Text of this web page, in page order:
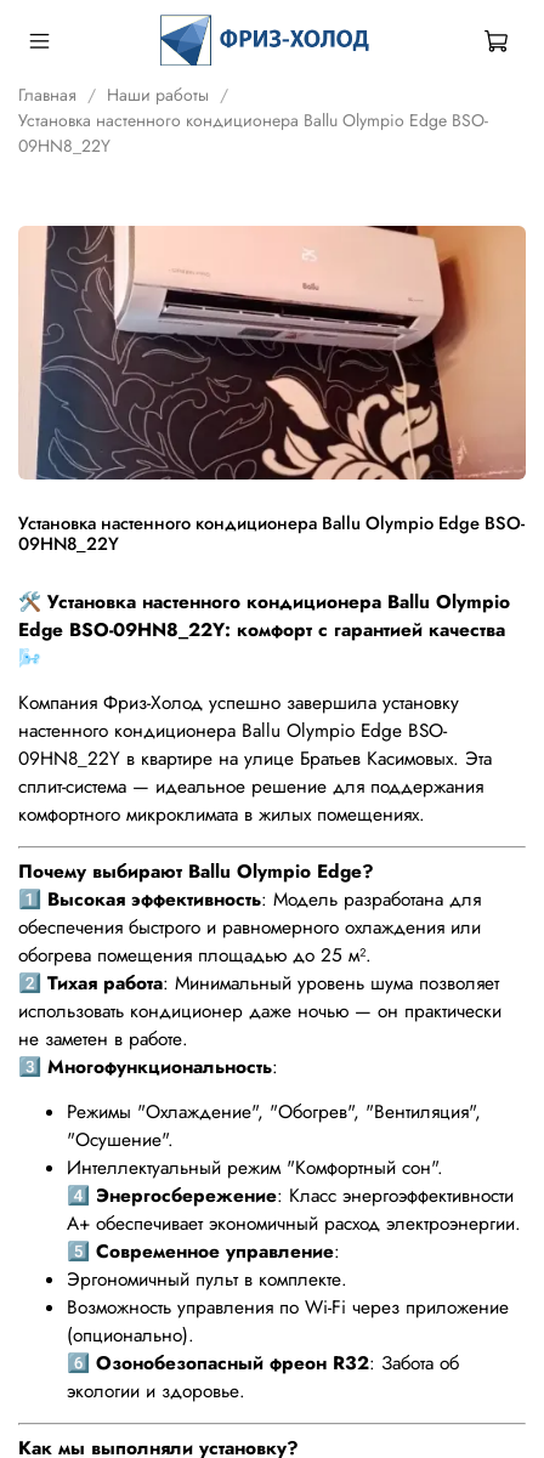
Главная
Наши работы
Установка настенного кондиционера Ballu Olympio Edge BSO-
09HN8_22Y
Установка настенного кондиционера Ballu Olympio Edge BSO-
09HN8_22Y
🛠️ Установка настенного кондиционера Ballu Olympio
Edge BSO-09HN8_22Y: комфорт с гарантией качества
🌬️
Компания Фриз-Холод успешно завершила установку
настенного кондиционера Ballu Olympio Edge BSO-
09HN8_22Y в квартире на улице Братьев Касимовых. Эта
сплит-система — идеальное решение для поддержания
комфортного микроклимата в жилых помещениях.
Почему выбирают Ballu Olympio Edge?
1️⃣ Высокая эффективность: Модель разработана для
обеспечения быстрого и равномерного охлаждения или
обогрева помещения площадью до 25 м².
2️⃣ Тихая работа: Минимальный уровень шума позволяет
использовать кондиционер даже ночью — он практически
не заметен в работе.
3️⃣ Многофункциональность:
Режимы "Охлаждение", "Обогрев", "Вентиляция",
"Осушение".
Интеллектуальный режим "Комфортный сон".
4️⃣ Энергосбережение: Класс энергоэффективности
A+ обеспечивает экономичный расход электроэнергии.
5️⃣ Современное управление:
Эргономичный пульт в комплекте.
Возможность управления по Wi-Fi через приложение
(опционально).
6️⃣ Озонобезопасный фреон R32: Забота об
экологии и здоровье.
Как мы выполняли установку?